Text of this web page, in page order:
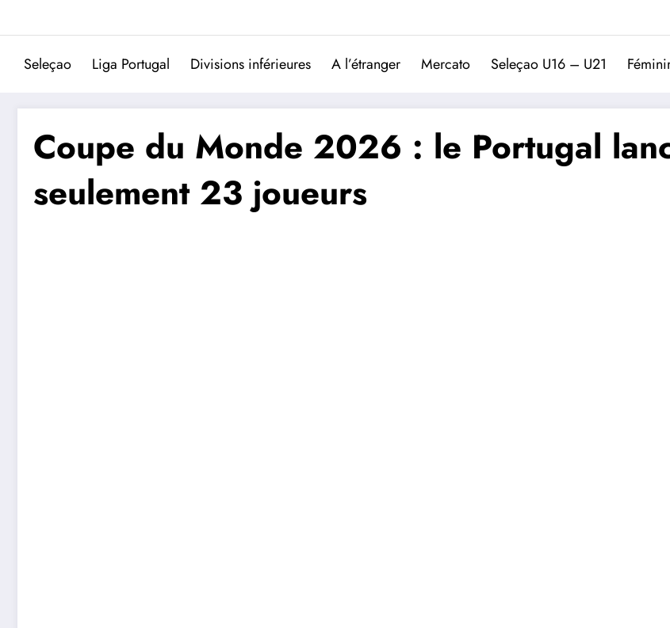
Trivela
L'actualité du
Seleçao Liga Portugal Divisions inférieures A l’étranger Mercato Seleçao U16 – U21
Coupe du Monde 2026 : le Portugal
seulement 23 joueurs